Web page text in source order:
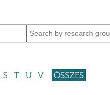
S T U V ÖSSZES